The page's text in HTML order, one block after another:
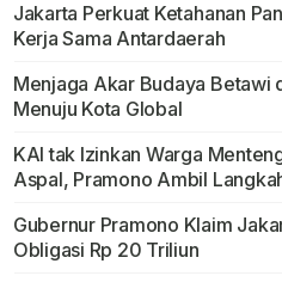
Jakarta Perkuat Ketahanan
Kerja Sama Antardaerah
Menjaga Akar Budaya Betawi
Menuju Kota Global
KAI tak Izinkan Warga
Aspal, Pramono Ambil
Gubernur Pramono Klaim
Obligasi Rp 20 Triliun